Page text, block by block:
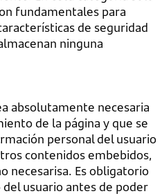
fundamentales para
de seguridad
ninguna
absolutamente necesaria
de la página y que se
personal del usuario
contenidos embebidos,
necesarisa. Es obligatorio
usuario antes de poder